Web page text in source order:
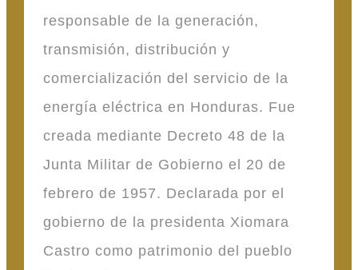
responsable de la generación,
transmisión, distribución y
comercialización del servicio de la
energía eléctrica en Honduras. Fue
creada mediante Decreto 48 de la
Junta Militar de Gobierno el 20 de
febrero de 1957. Declarada por el
gobierno de la presidenta Xiomara
Castro como patrimonio del pueblo